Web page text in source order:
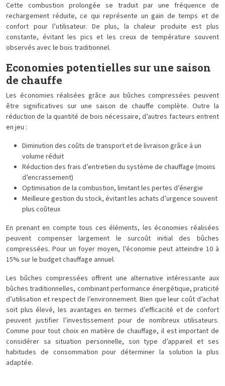
Cette combustion prolongée se traduit par une fréquence de
rechargement réduite, ce qui représente un gain de temps et de
confort pour l’utilisateur. De plus, la chaleur produite est plus
constante, évitant les pics et les creux de température souvent
observés avec le bois traditionnel.
Economies potentielles sur une saison
de chauffe
Les économies réalisées grâce aux bûches compressées peuvent
être significatives sur une saison de chauffe complète. Outre la
réduction de la quantité de bois nécessaire, d’autres facteurs entrent
en jeu :
Diminution des coûts de transport et de livraison grâce à un
volume réduit
Réduction des frais d’entretien du système de chauffage (moins
d’encrassement)
Optimisation de la combustion, limitant les pertes d’énergie
Meilleure gestion du stock, évitant les achats d’urgence souvent
plus coûteux
En prenant en compte tous ces éléments, les économies réalisées
peuvent compenser largement le surcoût initial des bûches
compressées. Pour un foyer moyen, l’économie peut atteindre 10 à
15% sur le budget chauffage annuel.
Les bûches compressées offrent une alternative intéressante aux
bûches traditionnelles, combinant performance énergétique, praticité
d’utilisation et respect de l’environnement. Bien que leur coût d’achat
soit plus élevé, les avantages en termes d’efficacité et de confort
peuvent justifier l’investissement pour de nombreux utilisateurs.
Comme pour tout choix en matière de chauffage, il est important de
considérer sa situation personnelle, son type d’appareil et ses
habitudes de consommation pour déterminer la solution la plus
adaptée.